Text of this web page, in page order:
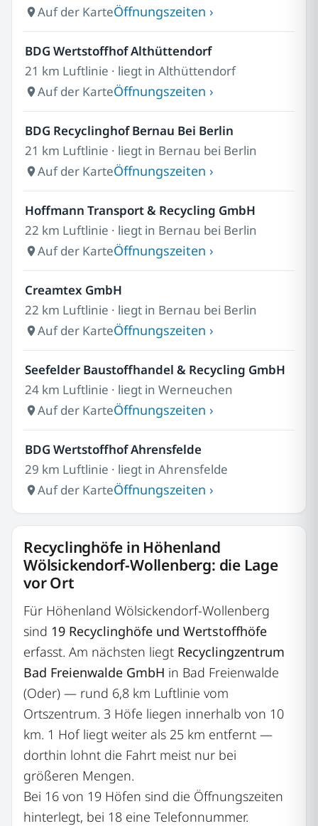
Auf der KarteÖffnungszeiten ›
BDG Wertstoffhof Althüttendorf
21 km Luftlinie · liegt in Althüttendorf
Auf der KarteÖffnungszeiten ›
BDG Recyclinghof Bernau Bei Berlin
21 km Luftlinie · liegt in Bernau bei Berlin
Auf der KarteÖffnungszeiten ›
Hoffmann Transport & Recycling GmbH
22 km Luftlinie · liegt in Bernau bei Berlin
Auf der KarteÖffnungszeiten ›
Creamtex GmbH
22 km Luftlinie · liegt in Bernau bei Berlin
Auf der KarteÖffnungszeiten ›
Seefelder Baustoffhandel & Recycling GmbH
24 km Luftlinie · liegt in Werneuchen
Auf der KarteÖffnungszeiten ›
BDG Wertstoffhof Ahrensfelde
29 km Luftlinie · liegt in Ahrensfelde
Auf der KarteÖffnungszeiten ›
Recyclinghöfe in Höhenland
Wölsickendorf-Wollenberg: die Lage
vor Ort
Für Höhenland Wölsickendorf-Wollenberg
sind 19 Recyclinghöfe und Wertstoffhöfe
erfasst. Am nächsten liegt Recyclingzentrum
Bad Freienwalde GmbH in Bad Freienwalde
(Oder) — rund 6,8 km Luftlinie vom
Ortszentrum. 3 Höfe liegen innerhalb von 10
km. 1 Hof liegt weiter als 25 km entfernt —
dorthin lohnt die Fahrt meist nur bei
größeren Mengen.
Bei 16 von 19 Höfen sind die Öffnungszeiten
hinterlegt, bei 18 eine Telefonnummer.